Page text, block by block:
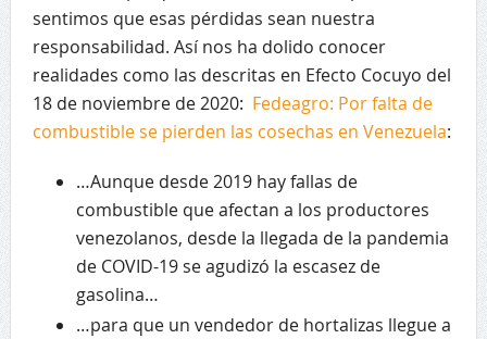
sentimos que esas pérdidas sean nuestra
responsabilidad. Así nos ha dolido conocer
realidades como las descritas en Efecto Cocuyo del
18 de noviembre de 2020: Fedeagro: Por falta de
combustible se pierden las cosechas en Venezuela:
…Aunque desde 2019 hay fallas de
combustible que afectan a los productores
venezolanos, desde la llegada de la pandemia
de COVID-19 se agudizó la escasez de
gasolina…
…para que un vendedor de hortalizas llegue a